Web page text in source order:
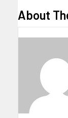
About